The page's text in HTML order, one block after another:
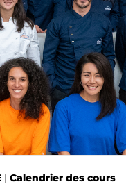
| Calendrier des cours